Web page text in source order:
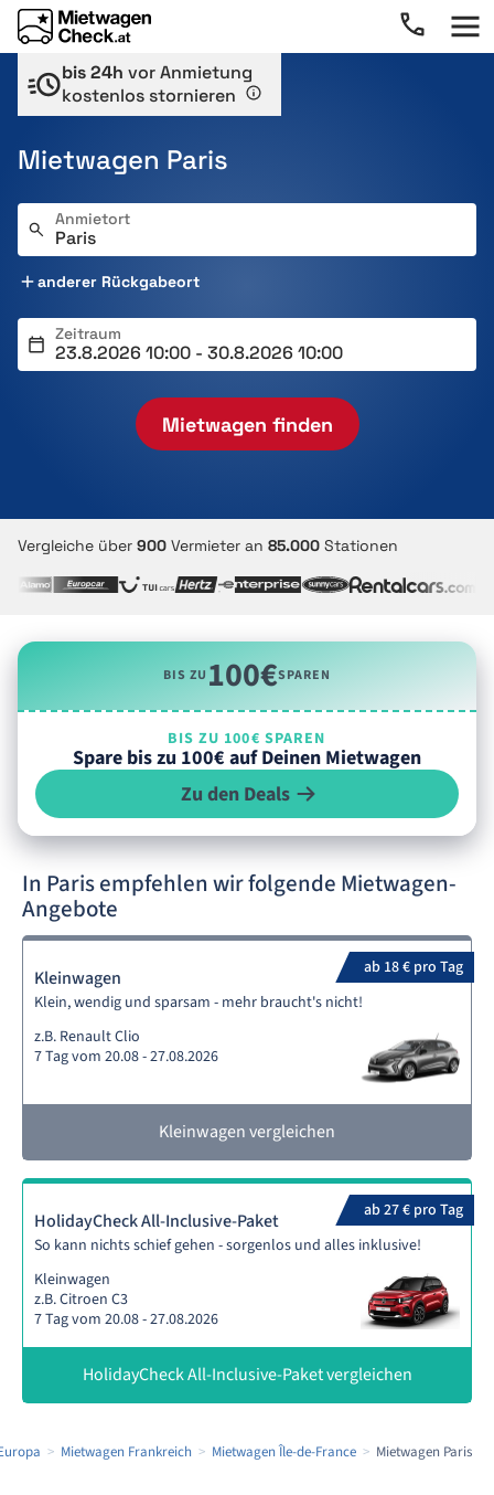
bis 24h vor Anmietung
kostenlos stornieren
Mietwagen Paris
Anmietort
anderer Rückgabeort
Zeitraum
Mietwagen finden
Vergleiche über 900 Vermieter an 85.000 Stationen
BIS ZU100€SPAREN
BIS ZU 100€ SPAREN
Spare bis zu 100€ auf Deinen Mietwagen
Zu den Deals
In Paris empfehlen wir folgende Mietwagen-
Angebote
ab 18 € pro Tag
Kleinwagen
Klein, wendig und sparsam - mehr braucht's nicht!
z.B. Renault Clio
7 Tag vom 20.08 - 27.08.2026
Kleinwagen vergleichen
ab 27 € pro Tag
HolidayCheck All-Inclusive-Paket
So kann nichts schief gehen - sorgenlos und alles inklusive!
Kleinwagen
z.B. Citroen C3
7 Tag vom 20.08 - 27.08.2026
HolidayCheck All-Inclusive-Paket vergleichen
Mietwagen Frankreich Mietwagen Île-de-France Mietwagen Paris